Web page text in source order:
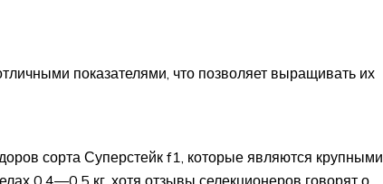
показателями, что позволяет выращивать их
сорта Суперстейк f1, которые являются крупными.
0,4—0,5 кг, хотя отзывы селекционеров говорят о